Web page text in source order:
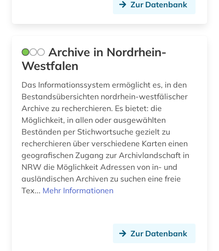
frauenarbeit (1)
frühdruck (3)
frühe neuzeit (1)
fürstlich waldecksche hofbibliothek (1)
galloromanistik (1)
gebrauchsmuster (1)
gebäude (1)
geisteswissenschaften (18)
Zur Datenbank
Archive in Nordrhein-
Westfalen
Das Informationssystem ermöglicht es, in den
Bestandsübersichten nordrhein-westfälischer
Archive zu recherchieren. Es bietet: die
Möglichkeit, in allen oder ausgewählten
Beständen per Stichwortsuche gezielt zu
recherchieren über verschiedene Karten einen
geografischen Zugang zur Archivlandschaft in
NRW die Möglichkeit Adressen von in- und
ausländischen Archiven zu suchen eine freie
Tex... Mehr Informationen
Zur Datenbank